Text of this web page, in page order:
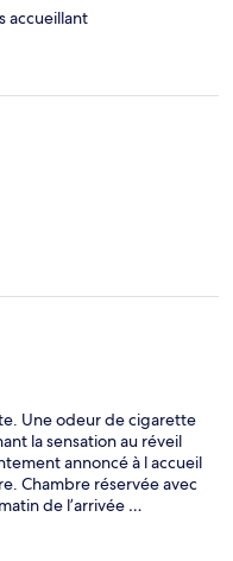
accueillant
Une odeur de cigarette
la sensation au réveil
annoncé à l accueil
Chambre réservée avec
de l’arrivée …